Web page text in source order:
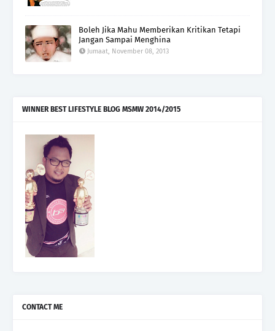
Boleh Jika Mahu Memberikan Kritikan Tetapi
Jangan Sampai Menghina
Jumaat, November 08, 2013
WINNER BEST LIFESTYLE BLOG MSMW 2014/2015
CONTACT ME